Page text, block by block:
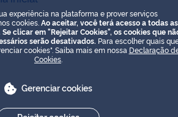
experiência na plataforma e prover serviços
cookies. Ao aceitar, você terá acesso a todas as
clicar em "Rejeitar Cookies", os cookies que
serão desativados. Para escolher quais
cookies". Saiba mais em nossa Declaração
Cookies
Gerenciar cookies